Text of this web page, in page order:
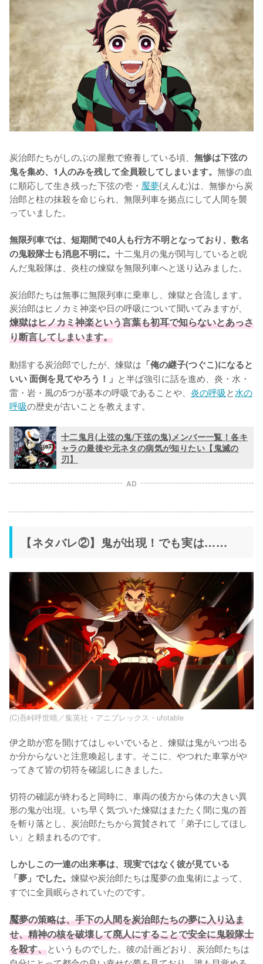
炭治郎たちがしのぶの屋敷で療養している頃、 無惨は下弦の
鬼を集め、1人のみを残して全員殺してしまいます。 無惨の血
に順応して生き残った下弦の壱・ 魘夢(えんむ)は、無惨から炭
治郎と柱の抹殺を命じられ、無限列車を拠点にして人間を襲
っていました。
無限列車では、短期間で40人も行方不明となっており、数名
の鬼殺隊士も消息不明に。 十二鬼月の鬼が関与していると睨
んだ鬼殺隊は、炎柱の煉獄を無限列車へと送り込みました。
炭治郎たちは無事に無限列車に乗車し、煉獄と合流します。
炭治郎はヒノカミ神楽や日の呼吸について聞いてみますが、
煉獄はヒノカミ神楽という言葉も初耳で知らないとあっさ
り断言してしまいます。
動揺する炭治郎でしたが、煉獄は 「俺の継子(つぐこ)になると
いい 面倒を見てやろう！」 と半ば強引に話を進め、炎・水・
雷・岩・風の5つが基本の呼吸であることや、 炎の呼吸と水の
呼吸の歴史が古いことを教えます。
十二鬼月(上弦の鬼/下弦の鬼)メンバー一覧！各キ
ャラの最後や元ネタの病気が知りたい【鬼滅の
刃】
AD
【ネタバレ②】鬼が出現！でも実は……
(C)吾峠呼世晴／集英社・アニプレックス・ufotable
伊之助が窓を開けてはしゃいでいると、煉獄は鬼がいつ出る
か分からないと注意喚起します。そこに、やつれた車掌がや
ってきて皆の切符を確認しにきました。
切符の確認が終わると同時に、車両の後方から体の大きい異
形の鬼が出現。いち早く気づいた煉獄はまたたく間に鬼の首
を斬り落とし、炭治郎たちから賞賛されて「弟子にしてほし
い」と頼まれるのです。
しかしこの一連の出来事は、現実ではなく彼が見ている
「夢」でした。 煉獄や炭治郎たちは魘夢の血鬼術によって、
すでに全員眠らされていたのです。
魘夢の策略は、手下の人間を炭治郎たちの夢に入り込ま
せ、精神の核を破壊して廃人にすることで安全に鬼殺隊士
を殺す、というものでした。彼の計画どおり、炭治郎たちは